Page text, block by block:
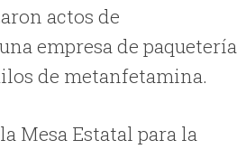
actos de
empresa de paquetería
de metanfetamina.
Mesa Estatal para la